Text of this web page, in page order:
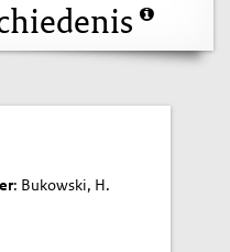
: Bukowski, H.